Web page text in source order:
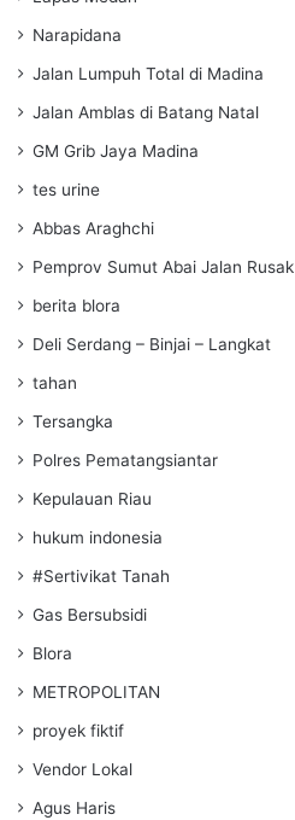
Narapidana
Jalan Lumpuh Total di Madina
Jalan Amblas di Batang Natal
GM Grib Jaya Madina
tes urine
Abbas Araghchi
Pemprov Sumut Abai Jalan Rusak
berita blora
Deli Serdang – Binjai – Langkat
tahan
Tersangka
Polres Pematangsiantar
Kepulauan Riau
hukum indonesia
#Sertivikat Tanah
Gas Bersubsidi
Blora
METROPOLITAN
proyek fiktif
Vendor Lokal
Agus Haris